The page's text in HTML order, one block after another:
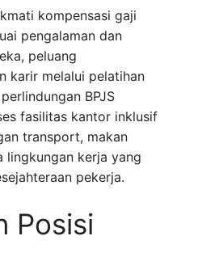
kompensasi gaji
pengalaman dan
peluang
karir melalui pelatihan
BPJS
fasilitas kantor inklusif
transport, makan
lingkungan kerja yang
pekerja.
Posisi